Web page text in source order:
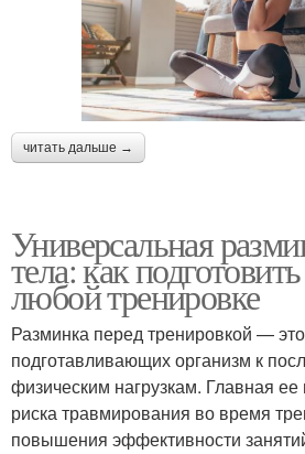
читать дальше →
Универсальная
тела: как
любой тренировке
Разминка перед тренировкой —
подготавливающих организм к
физическим нагрузкам. Главная
риска травмирования во время
повышения эффективности